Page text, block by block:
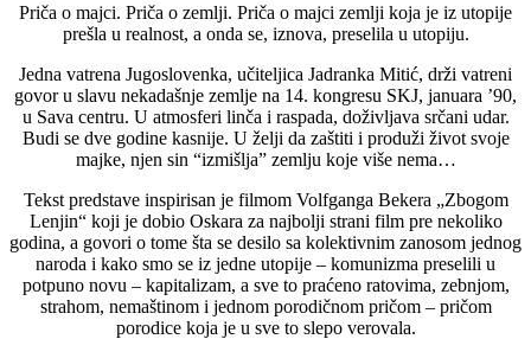
Priča o majci. Priča o zemlji. Priča o majci zemlji koja je iz utopije
prešla u realnost, a onda se, iznova, preselila u utopiju.
Jedna vatrena Jugoslovenka, učiteljica Jadranka Mitić, drži vatreni
govor u slavu nekadašnje zemlje na 14. kongresu SKJ, januara ’90,
u Sava centru. U atmosferi linča i raspada, doživljava srčani udar.
Budi se dve godine kasnije. U želji da zaštiti i produži život svoje
majke, njen sin “izmišlja” zemlju koje više nema…
Tekst predstave inspirisan je filmom Volfganga Bekera „Zbogom
Lenjin“ koji je dobio Oskara za najbolji strani film pre nekoliko
godina, a govori o tome šta se desilo sa kolektivnim zanosom jednog
naroda i kako smo se iz jedne utopije – komunizma preselili u
potpuno novu – kapitalizam, a sve to praćeno ratovima, zebnjom,
strahom, nemaštinom i jednom porodičnom pričom – pričom
porodice koja je u sve to slepo verovala.